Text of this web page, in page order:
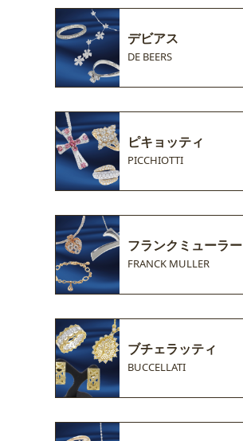
デビアス
DE BEERS
ピキョッティ
PICCHIOTTI
フランクミューラー
FRANCK MULLER
ブチェラッティ
BUCCELLATI